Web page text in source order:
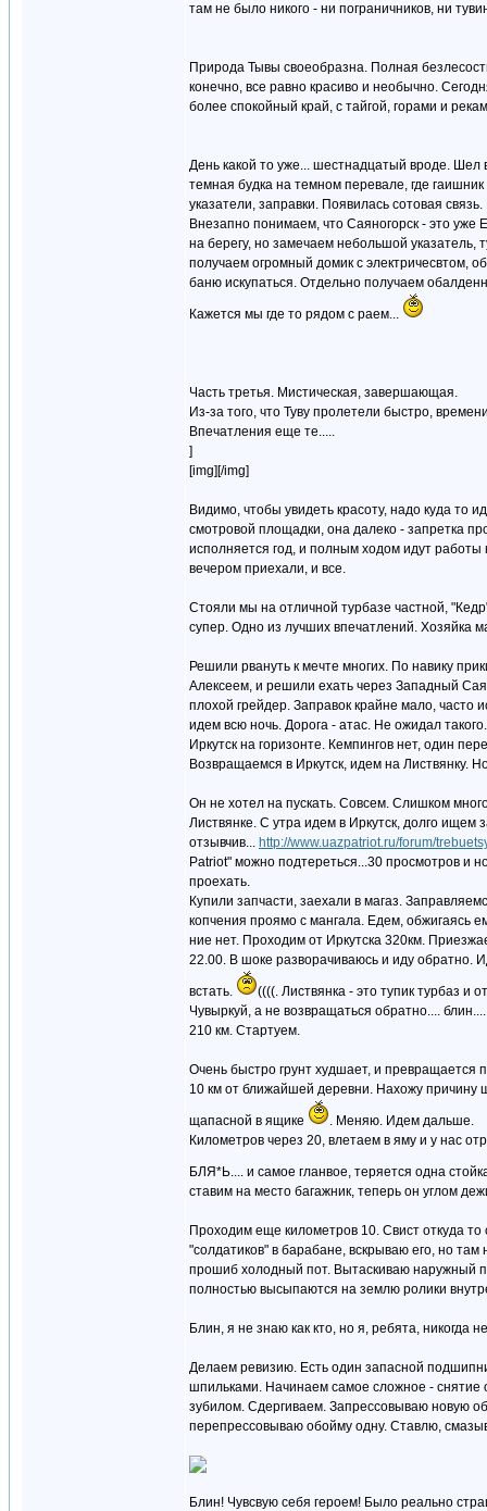
там не было никого - ни пограничников, ни
Природа Тывы своеобразна. Полная
конечно, все равно красиво и необычно.
более спокойный край, с тайгой, горами и
День какой то уже... шестнадцатый вроде.
темная будка на темном перевале, где
указатели, заправки. Появилась сотовая
Внезапно понимаем, что Саяногорск - это уже
на берегу, но замечаем небольшой
получаем огромный домик с электричесвтом,
баню искупаться. Отдельно получаем
Кажется мы где то рядом с раем...
Часть третья. Мистическая, завершающая.
Из-за того, что Туву пролетели быстро,
Впечатления еще те.....
]
[img][/img]
Видимо, чтобы увидеть красоту, надо куда то
смотровой площадки, она далеко - запретка
исполняется год, и полным ходом идут
вечером приехали, и все.
Стояли мы на отличной турбазе частной,
супер. Одно из лучших впечатлений. Хозяйка
Решили рвануть к мечте многих. По навику
Алексеем, и решили ехать через Западный
плохой грейдер. Заправок крайне мало,
идем всю ночь. Дорога - атас. Не ожидал
Иркутск на горизонте. Кемпингов нет, один
Возвращаемся в Иркутск, идем на Листвянку.
Он не хотел на пускать. Совсем. Слишком
Листвянке. С утра идем в Иркутск, долго ищем
отзывчив... http://www.uazpatriot.ru/forum/
Patriot" можно подтереться...30 просмотров и
проехать.
Купили запчасти, заехали в магаз.
копчения проямо с мангала. Едем, обжигаясь
ние нет. Проходим от Иркутска 320км.
22.00. В шоке разворачиваюсь и иду обратно.
встать.
((((. Листвянка - это тупик турбаз и
Чувыркуй, а не возвращаться обратно....
210 км. Стартуем.
Очень быстро грунт худшает, и превращается
10 км от ближайшей деревни. Нахожу причину
щапасной в ящике
. Меняю. Идем дальше.
Километров через 20, влетаем в яму и у нас
БЛЯ*Ь.... и самое гланвое, теряется одна
ставим на место багажник, теперь он углом
Проходим еще километров 10. Свист откуда то
"солдатиков" в барабане, вскрываю его, но
прошиб холодный пот. Вытаскиваю наружный
полностью высыпаются на землю ролики
Блин, я не знаю как кто, но я, ребята, никогда
Делаем ревизию. Есть один запасной
шпильками. Начинаем самое сложное - снятие
зубилом. Сдергиваем. Запрессовываю новую
перепрессовываю обойму одну. Ставлю,
Блин! Чувсвую себя героем! Было реально